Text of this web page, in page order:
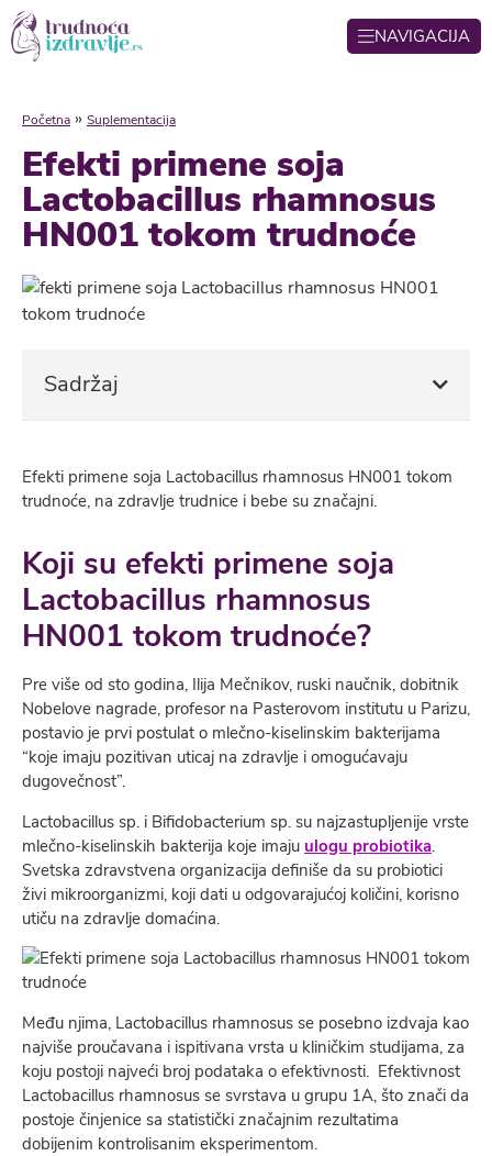
NAVIGACIJA
Početna » Suplementacija
Efekti primene soja
Lactobacillus rhamnosus
HN001 tokom trudnoće
Sadržaj
Efekti primene soja Lactobacillus rhamnosus HN001 tokom
trudnoće, na zdravlje trudnice i bebe su značajni.
Koji su efekti primene soja
Lactobacillus rhamnosus
HN001 tokom trudnoće?
Pre više od sto godina, Ilija Mečnikov, ruski naučnik, dobitnik
Nobelove nagrade, profesor na Pasterovom institutu u Parizu,
postavio je prvi postulat o mlečno-kiselinskim bakterijama
“koje imaju pozitivan uticaj na zdravlje i omogućavaju
dugovečnost”.
Lactobacillus sp. i Bifidobacterium sp. su najzastupljenije vrste
mlečno-kiselinskih bakterija koje imaju ulogu probiotika.
Svetska zdravstvena organizacija definiše da su probiotici
živi mikroorganizmi, koji dati u odgovarajućoj količini, korisno
utiču na zdravlje domaćina.
Među njima, Lactobacillus rhamnosus se posebno izdvaja kao
najviše proučavana i ispitivana vrsta u kliničkim studijama, za
koju postoji najveći broj podataka o efektivnosti. Efektivnost
Lactobacillus rhamnosus se svrstava u grupu 1A, što znači da
postoje činjenice sa statistički značajnim rezultatima
dobijenim kontrolisanim eksperimentom.